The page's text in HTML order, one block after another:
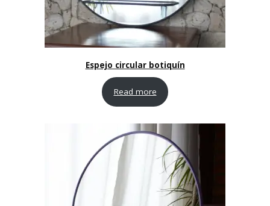
Espejo circular botiquín
Read more